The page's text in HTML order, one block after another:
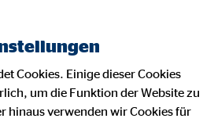
Cookies. Einige dieser Cookies
um die Funktion der Website zu
hinaus verwenden wir Cookies für